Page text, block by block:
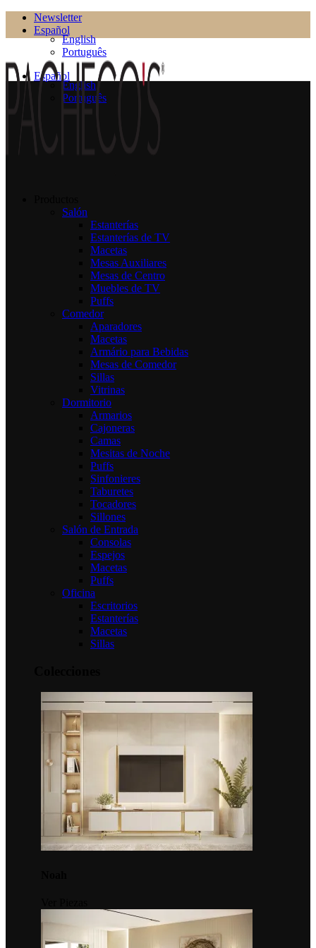
Newsletter
Español
English
Português
Español
English
Português
Salón
Estanterías
Estanterías de TV
Macetas
Mesas Auxiliares
Mesas de Centro
Muebles de TV
Puffs
Comedor
Aparadores
Macetas
Armário para Bebidas
Mesas de Comedor
Sillas
Vitrinas
Dormitorio
Armarios
Cajoneras
Camas
Mesitas de Noche
Puffs
Sinfonieres
Taburetes
Tocadores
Sillones
Salón de Entrada
Consolas
Espejos
Macetas
Puffs
Oficina
Escritorios
Estanterías
Macetas
Sillas